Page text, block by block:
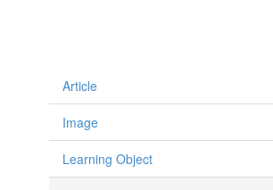
Article
Image
Learning Object